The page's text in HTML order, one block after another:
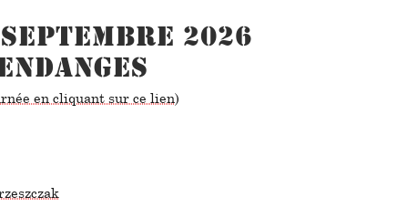
2026
en cliquant sur ce lien)